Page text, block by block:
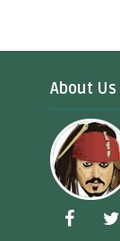
About Us